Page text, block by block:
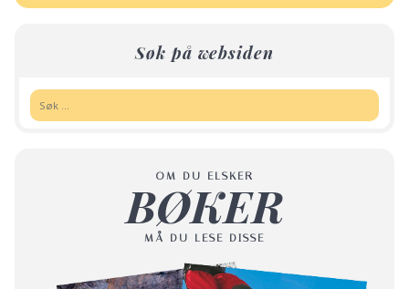
Søk på websiden
OM DU ELSKER
BØKER
MÅ DU LESE DISSE